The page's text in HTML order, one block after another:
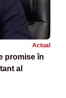
Actual
promise în
al